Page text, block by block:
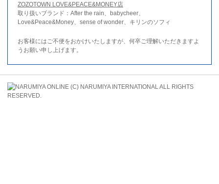
ZOZOTOWN LOVE&PEACE&MONEY店
取り扱いブランド：After the rain、babycheer、
Love&Peace&Money、sense of wonder、キリンのソフィ
お客様にはご不便をおかけいたしますが、何卒ご理解いただきますよ
うお願い申し上げます。